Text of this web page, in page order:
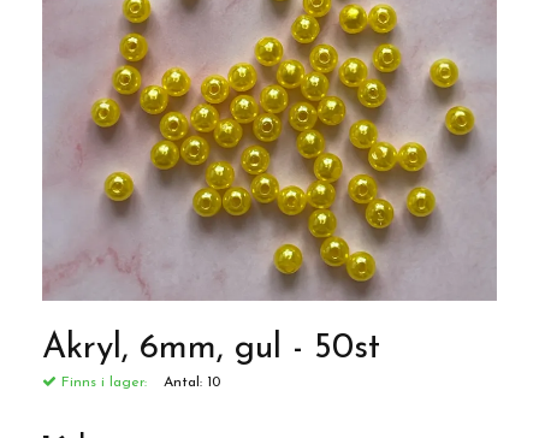
Akryl, 6mm, gul - 50st
Finns i lager: Antal: 10